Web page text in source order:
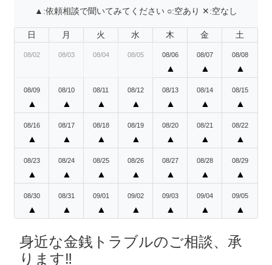
▲:依頼相談で聞いてみてください ○:空あり ✕:空なし
日 月 火 水 木 金 土
08/02 08/03 08/04 08/05 08/06
▲
08/07
▲
08/08
▲
08/09
▲
08/10
▲
08/11
▲
08/12
▲
08/13
▲
08/14
▲
08/15
▲
08/16
▲
08/17
▲
08/18
▲
08/19
▲
08/20
▲
08/21
▲
08/22
▲
08/23
▲
08/24
▲
08/25
▲
08/26
▲
08/27
▲
08/28
▲
08/29
▲
08/30
▲
08/31
▲
09/01
▲
09/02
▲
09/03
▲
09/04
▲
09/05
▲
身近な金銭トラブルのご相談、承
ります‼️